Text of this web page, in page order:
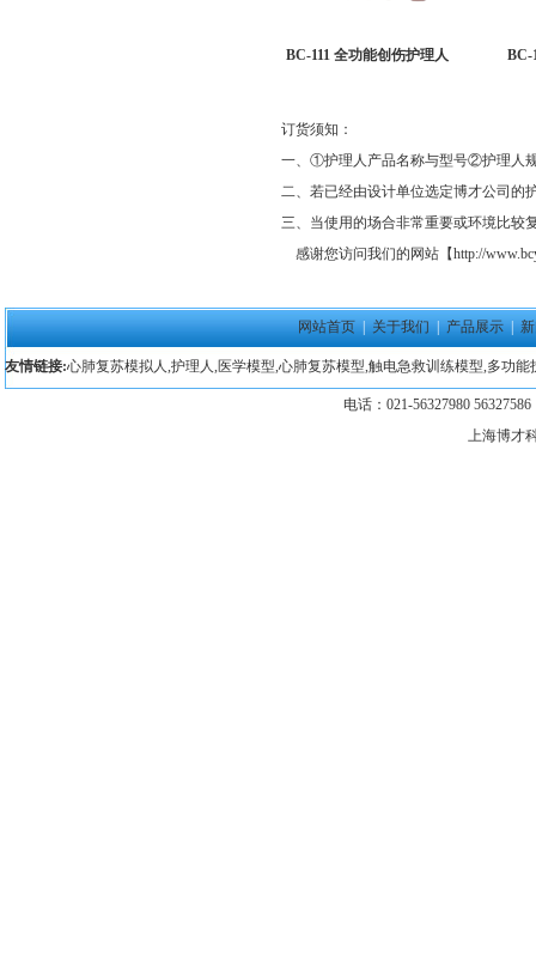
BC-111 全功能创伤护理人 BC-
订货须知：
一、①护理人产品名称与型号②护理人
二、若已经由设计单位选定博才公司的
三、当使用的场合非常重要或环境比较
感谢您访问我们的网站【http://
网站首页 关于我们 产品展示
友情链接:心肺复苏模拟人,护理人, 医学模型,心肺复苏模型,触电急救训练模型,多功能
电话：021-56327980
上海博才